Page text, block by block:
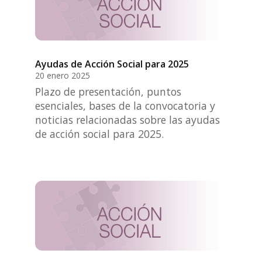
Ayudas de Acción Social para 2025
20 enero 2025
Plazo de presentación, puntos
esenciales, bases de la convocatoria y
noticias relacionadas sobre las ayudas
de acción social para 2025.